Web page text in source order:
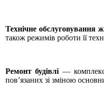
Технічне обслуговування
також режимів роботи її
Ремонт будівлі — комплекс
пов’язаних зі зміною